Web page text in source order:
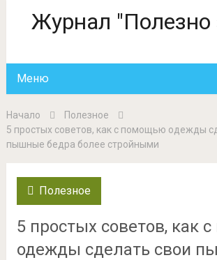
Журнал "Полезно
Меню
Начало
Полезное
5 простых советов, как с помощью одежды
пышные бедра более стройными
Полезное
5 простых советов, как
одежды сделать свои